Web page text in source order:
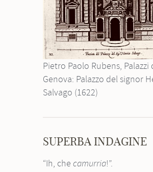
Pietro Paolo Rubens, Palazzi di
Genova: Palazzo del signor
Salvago (1622)
SUPERBA INDAGINE
“Ih, che camurria!”.